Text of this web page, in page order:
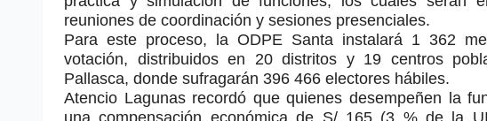
reuniones de coordinación y sesiones presenciales.
Para este proceso, la ODPE Santa instalará 1 362
votación, distribuidos en 20 distritos y 19 centros
Pallasca, donde sufragarán 396 466 electores hábiles.
Atencio Lagunas recordó que quienes desempeñen la
una compensación económica de S/ 165 (3 % de la